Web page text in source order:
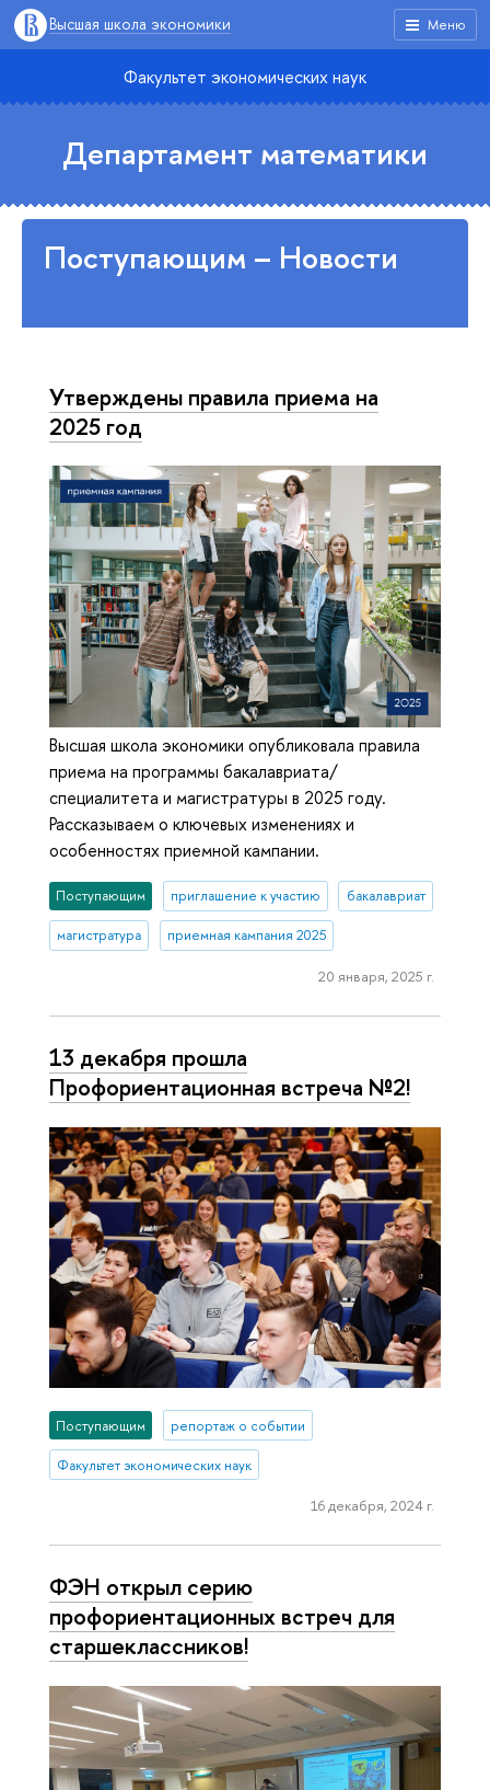
Меню
Высшая школа экономики
Факультет экономических наук
Департамент математики
Поступающим – Новости
Утверждены правила приема на
2025 год
Высшая школа экономики опубликовала правила
приема на программы бакалавриата/
специалитета и магистратуры в 2025 году.
Рассказываем о ключевых изменениях и
особенностях приемной кампании.
Поступающим приглашение к участию бакалавриат
магистратура приемная кампания 2025
20 января, 2025 г.
13 декабря прошла
Профориентационная встреча №2!
Поступающим репортаж о событии
Факультет экономических наук
16 декабря, 2024 г.
ФЭН открыл серию
профориентационных встреч для
старшеклассников!